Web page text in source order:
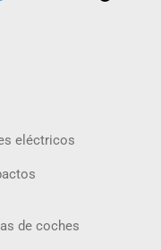
eléctricos
de coches